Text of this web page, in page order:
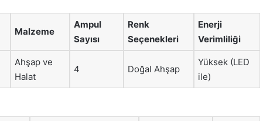
Malzeme
Ampul
Sayısı
Renk
Seçenekleri
Enerji
Verimliliği
Ahşap ve
Halat
4 Doğal Ahşap
Yüksek (LED
ile)